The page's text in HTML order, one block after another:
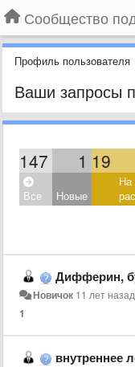
Сообщество
Профиль пользователя
Ваши запросы
147 1 19
Все Новые
На
Дифферин,
Новичок 11 лет назад
1
внутреннее